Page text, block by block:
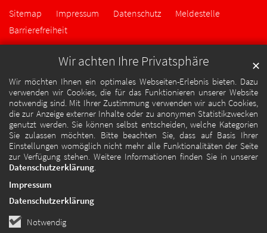
Wir achten Ihre Privatsphäre
Wir möchten Ihnen ein optimales Webseiten-Erlebnis bieten. Dazu
verwenden wir Cookies, die für das Funktionieren unserer Website
notwendig sind. Mit Ihrer Zustimmung verwenden wir auch Cookies,
die zur Anzeige externer Inhalte oder zu anonymen Statistikzwecken
genutzt werden. Sie können selbst entscheiden, welche Kategorien
Sie zulassen möchten. Bitte beachten Sie, dass auf Basis Ihrer
Einstellungen womöglich nicht mehr alle Funktionalitäten der Seite
zur Verfügung stehen. Weitere Informationen finden Sie in unserer
Datenschutzerklärung.
Notwendig
✕
Impressum
Datenschutzerklärung
Sitemap
Impressum Datenschutz
Meldestelle
Barrierefreiheit